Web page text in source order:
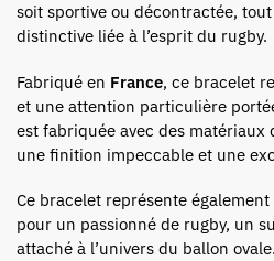
soit sportive ou décontractée,
distinctive liée à l’esprit du rugby.
Fabriqué en France, ce bracelet
et une attention particulière
est fabriquée avec des matériaux
une finition impeccable et une
Ce bracelet représente
pour un passionné de rugby, un
attaché à l’univers du ballon